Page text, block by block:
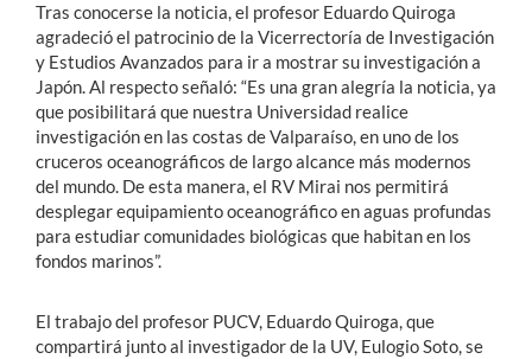
Tras conocerse la noticia, el profesor Eduardo Quiroga
agradeció el patrocinio de la Vicerrectoría de Investigación
y Estudios Avanzados para ir a mostrar su investigación a
Japón. Al respecto señaló: “Es una gran alegría la noticia, ya
que posibilitará que nuestra Universidad realice
investigación en las costas de Valparaíso, en uno de los
cruceros oceanográficos de largo alcance más modernos
del mundo. De esta manera, el RV Mirai nos permitirá
desplegar equipamiento oceanográfico en aguas profundas
para estudiar comunidades biológicas que habitan en los
fondos marinos”.
El trabajo del profesor PUCV, Eduardo Quiroga, que
compartirá junto al investigador de la UV, Eulogio Soto, se